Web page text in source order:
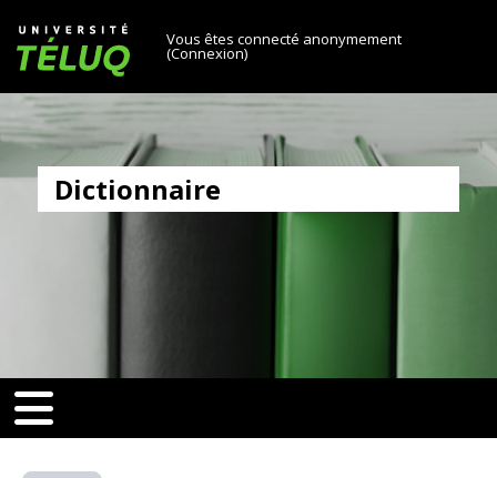
Université TÉLUQ
Vous êtes connecté anonymement
(Connexion)
Dictionnaire
[[nav-toggle]]
toggle]]